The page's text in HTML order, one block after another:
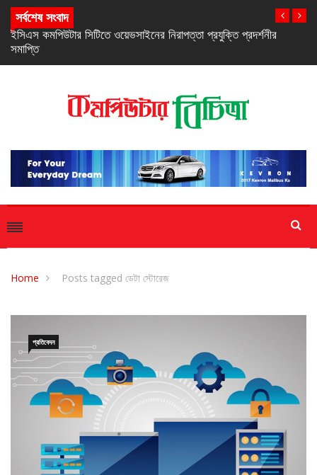
সর্বশেষ সংবাদ
নিরবচ্ছিন্ন পাওয়ার নিশ্চিতে রিয়েলমির নতুন সি-সিরিজ স্মার্টফোন